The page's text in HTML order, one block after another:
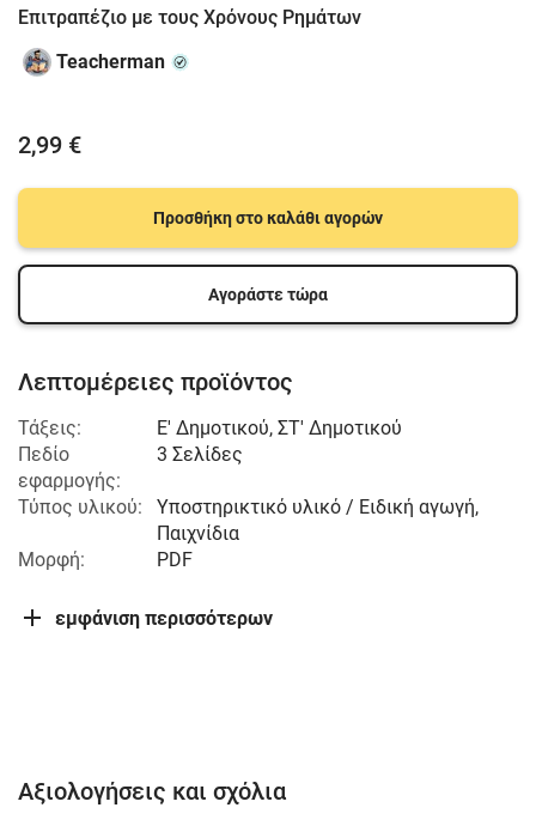
Επιτραπέζιο με τους Χρόνους Ρημάτων
Teacherman
2,99 €
Προσθήκη στο καλάθι αγορών
Αγοράστε τώρα
Λεπτομέρειες προϊόντος
Τάξεις: Ε' Δημοτικού, ΣΤ' Δημοτικού
Πεδίο
εφαρμογής:
3 Σελίδες
Τύπος υλικού:
Υποστηρικτικό υλικό / Ειδική αγωγή,
Παιχνίδια
Μορφή:
PDF
εμφάνιση περισσότερων
Αξιολογήσεις και σχόλια